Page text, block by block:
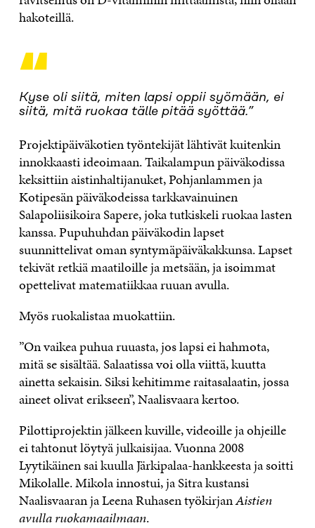
hakoteillä.
“
Kyse oli siitä, miten lapsi oppii syömään, ei
siitä, mitä ruokaa tälle pitää syöttää.”
Projektipäiväkotien työntekijät lähtivät kuitenkin
innokkaasti ideoimaan. Taikalampun päiväkodissa
keksittiin aistinhaltijanuket, Pohjanlammen ja
Kotipesän päiväkodeissa tarkkavainuinen
Salapoliisikoira Sapere, joka tutkiskeli ruokaa lasten
kanssa. Pupuhuhdan päiväkodin lapset
suunnittelivat oman syntymäpäiväkakkunsa. Lapset
tekivät retkiä maatiloille ja metsään, ja isoimmat
opettelivat matematiikkaa ruuan avulla.
Myös ruokalistaa muokattiin.
”On vaikea puhua ruuasta, jos lapsi ei hahmota,
mitä se sisältää. Salaatissa voi olla viittä, kuutta
ainetta sekaisin. Siksi kehitimme raitasalaatin, jossa
aineet olivat erikseen”, Naalisvaara kertoo.
Pilottiprojektin jälkeen kuville, videoille ja ohjeille
ei tahtonut löytyä julkaisijaa. Vuonna 2008
Lyytikäinen sai kuulla Järkipalaa-hankkeesta ja soitti
Mikolalle. Mikola innostui, ja Sitra kustansi
Naalisvaaran ja Leena Ruhasen työkirjanAistien
avulla ruokamaailmaan.